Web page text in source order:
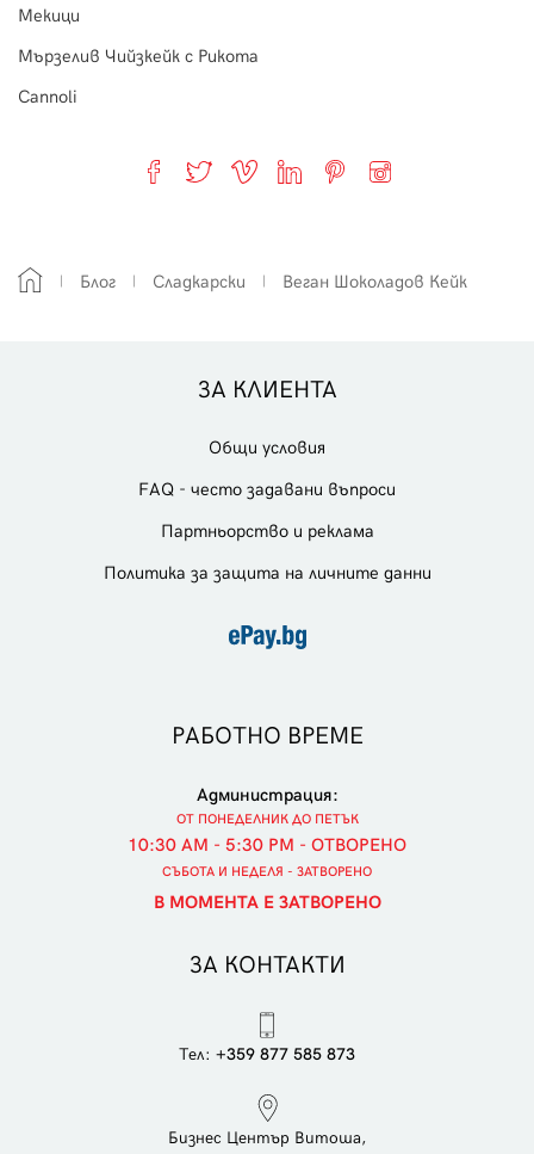
Мекици
Мързелив Чийзкейк с Рикота
Cannoli
Блог Сладкарски Веган Шоколадов Кейк
ЗА КЛИЕНТА
Общи условия
FAQ - често задавани въпроси
Партньорство и реклама
Политика за защита на личните данни
РАБОТНО ВРЕМЕ
Администрация:
ОТ ПОНЕДЕЛНИК ДО ПЕТЪК
10:30 AM - 5:30 PM - ОТВОРЕНО
СЪБОТА И НЕДЕЛЯ - ЗАТВОРЕНО
В МОМЕНТА Е ЗАТВОРЕНО
ЗА КОНТАКТИ
Тел: +359 877 585 873
Бизнес Център Витоша,